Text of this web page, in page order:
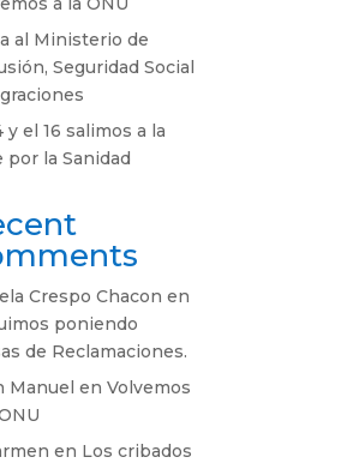
al Ministerio de
Seguridad Social
y el 16 salimos a la
por la Sanidad
Crespo Chacon en
poniendo
de Reclamaciones.
Manuel enVolvemos
en Los cribados